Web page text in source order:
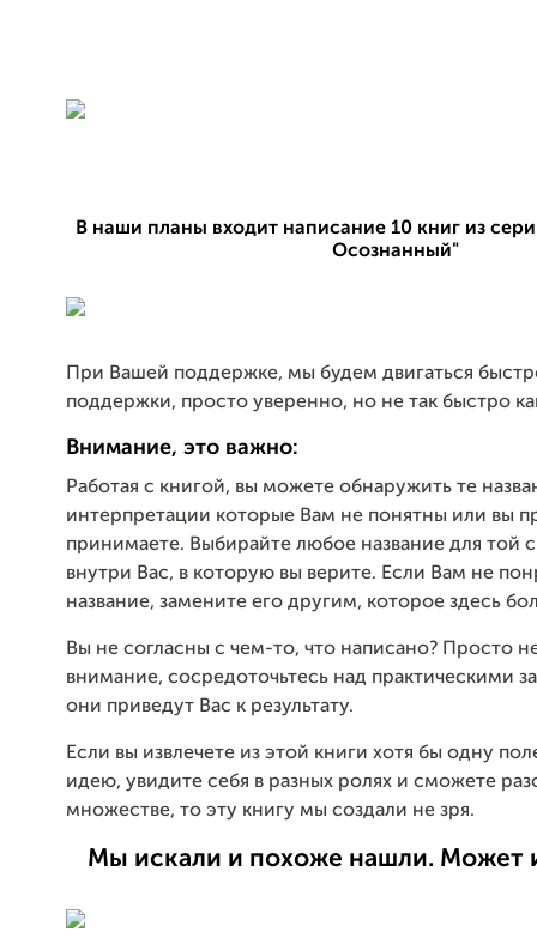
В наши планы входит написание 10 книг из
Осознанный"
При Вашей поддержке, мы будем двигаться
поддержки, просто уверенно, но не так быстро
Внимание, это важно:
Работая с книгой, вы можете обнаружить те
интерпретации которые Вам не понятны или вы
принимаете. Выбирайте любое название для той
внутри Вас, в которую вы верите. Если Вам не
название, замените его другим, которое здесь
Вы не согласны с чем-то, что написано? Просто
внимание, сосредоточьтесь над практическими
они приведут Вас к результату.
Если вы извлечете из этой книги хотя бы одну
идею, увидите себя в разных ролях и сможете
множестве, то эту книгу мы создали не зря.
Мы искали и похоже нашли. Может